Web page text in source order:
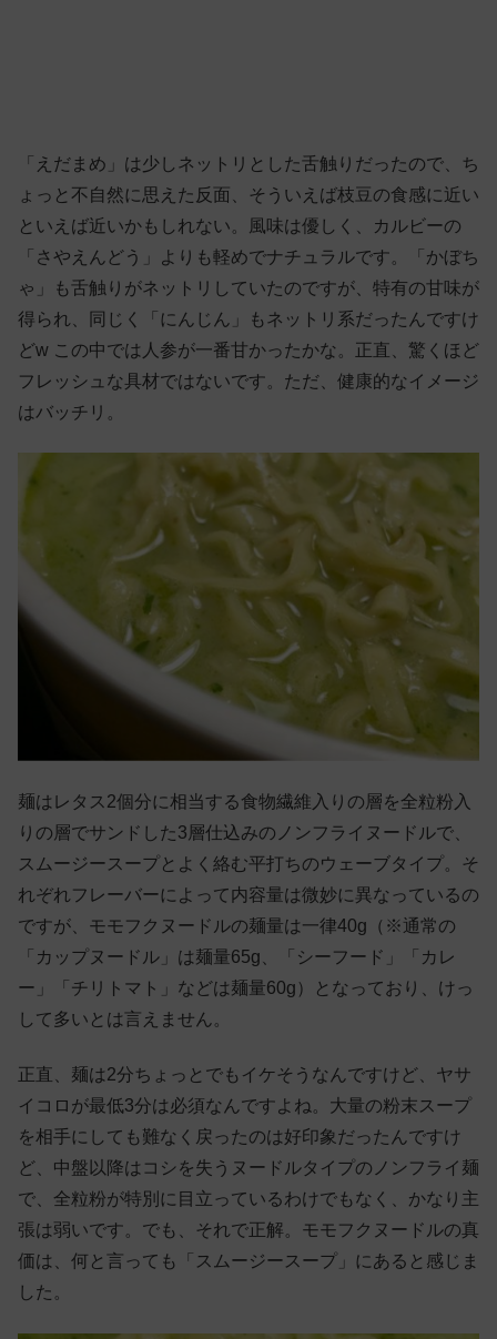
「えだまめ」は少しネットリとした舌触りだったので、ち
ょっと不自然に思えた反面、そういえば枝豆の食感に近い
といえば近いかもしれない。風味は優しく、カルビーの
「さやえんどう」よりも軽めでナチュラルです。「かぼち
ゃ」も舌触りがネットリしていたのですが、特有の甘味が
得られ、同じく「にんじん」もネットリ系だったんですけ
どw この中では人参が一番甘かったかな。正直、驚くほど
フレッシュな具材ではないです。ただ、健康的なイメージ
はバッチリ。
麺はレタス2個分に相当する食物繊維入りの層を全粒粉入
りの層でサンドした3層仕込みのノンフライヌードルで、
スムージースープとよく絡む平打ちのウェーブタイプ。そ
れぞれフレーバーによって内容量は微妙に異なっているの
ですが、モモフクヌードルの麺量は一律40g（※通常の
「カップヌードル」は麺量65g、「シーフード」「カレ
ー」「チリトマト」などは麺量60g）となっており、けっ
して多いとは言えません。
正直、麺は2分ちょっとでもイケそうなんですけど、ヤサ
イコロが最低3分は必須なんですよね。大量の粉末スープ
を相手にしても難なく戻ったのは好印象だったんですけ
ど、中盤以降はコシを失うヌードルタイプのノンフライ麺
で、全粒粉が特別に目立っているわけでもなく、かなり主
張は弱いです。でも、それで正解。モモフクヌードルの真
価は、何と言っても「スムージースープ」にあると感じま
した。